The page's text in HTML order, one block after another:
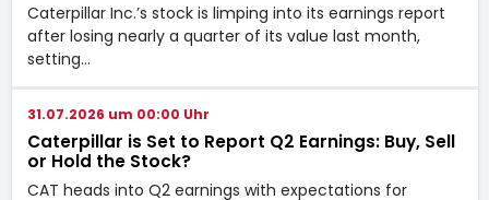
Caterpillar Inc.’s stock is limping into its earnings report
after losing nearly a quarter of its value last month,
setting…
31.07.2026 um 00:00 Uhr
Caterpillar is Set to Report Q2 Earnings: Buy, Sell
or Hold the Stock?
CAT heads into Q2 earnings with expectations for